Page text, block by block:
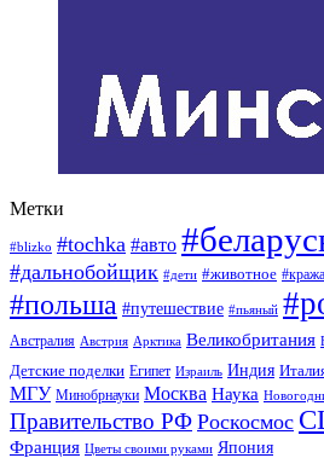
Метки
#blizko #tochka #авто
#дальнобойщик #дети #животное #кража
#польша #путешествие #пьяный
Австралия Австрия Арктика Великобритания
Детские поделки Египет Израиль Индия
МГУ Минобрнауки Москва Наука
Правительство РФ Роскосмос
Франция Цветы своими руками Япония